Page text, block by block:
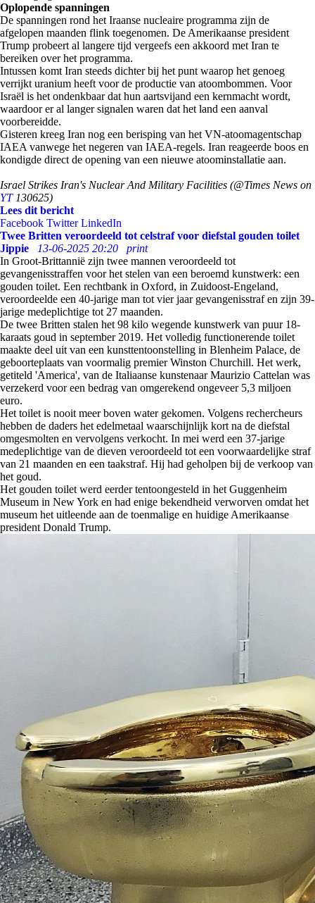
Oplopende spanningen
De spanningen rond het Iraanse nucleaire programma zijn de
afgelopen maanden flink toegenomen. De Amerikaanse president
Trump probeert al langere tijd vergeefs een akkoord met Iran te
bereiken over het programma.
Intussen komt Iran steeds dichter bij het punt waarop het genoeg
verrijkt uranium heeft voor de productie van atoombommen. Voor
Israël is het ondenkbaar dat hun aartsvijand een kernmacht wordt,
waardoor er al langer signalen waren dat het land een aanval
voorbereidde.
Gisteren kreeg Iran nog een berisping van het VN-atoomagentschap
IAEA vanwege het negeren van IAEA-regels. Iran reageerde boos en
kondigde direct de opening van een nieuwe atoominstallatie aan.
Israel Strikes Iran's Nuclear And Military Facilities (@Times News on
YT130625)
Lees dit bericht
Facebook Twitter LinkedIn
Twee Britten veroordeeld tot celstraf voor diefstal gouden toilet
Jippie
13-06-2025 20:20
print
In Groot-Brittannië zijn twee mannen veroordeeld tot
gevangenisstraffen voor het stelen van een beroemd kunstwerk: een
gouden toilet. Een rechtbank in Oxford, in Zuidoost-Engeland,
veroordeelde een 40-jarige man tot vier jaar gevangenisstraf en zijn 39-
jarige medeplichtige tot 27 maanden.
De twee Britten stalen het 98 kilo wegende kunstwerk van puur 18-
karaats goud in september 2019. Het volledig functionerende toilet
maakte deel uit van een kunsttentoonstelling in Blenheim Palace, de
geboorteplaats van voormalig premier Winston Churchill. Het werk,
getiteld 'America', van de Italiaanse kunstenaar Maurizio Cattelan was
verzekerd voor een bedrag van omgerekend ongeveer 5,3 miljoen
euro.
Het toilet is nooit meer boven water gekomen. Volgens rechercheurs
hebben de daders het edelmetaal waarschijnlijk kort na de diefstal
omgesmolten en vervolgens verkocht. In mei werd een 37-jarige
medeplichtige van de dieven veroordeeld tot een voorwaardelijke straf
van 21 maanden en een taakstraf. Hij had geholpen bij de verkoop van
het goud.
Het gouden toilet werd eerder tentoongesteld in het Guggenheim
Museum in New York en had enige bekendheid verworven omdat het
museum het uitleende aan de toenmalige en huidige Amerikaanse
president Donald Trump.